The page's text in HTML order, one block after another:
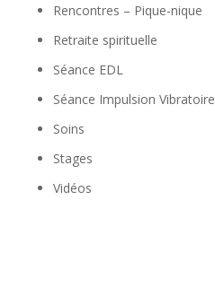
Rencontres – Pique-nique
Retraite spirituelle
Séance EDL
Séance Impulsion Vibratoire
Soins
Stages
Vidéos